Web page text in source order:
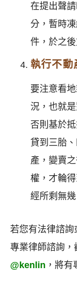
在提出聲
分，暫時
件，於之
執行不動
要注意看
況，也就
否則基於
貸到三胎
產，變賣
權，才輪
經所剩無幾
若您有法律諮詢
專業律師諮詢，
@kenlin ，將